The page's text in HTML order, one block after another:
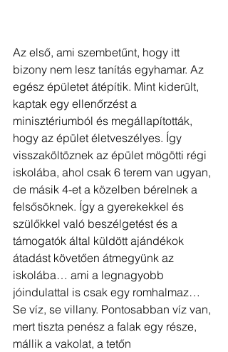
Az első, ami szembetűnt, hogy itt
bizony nem lesz tanítás egyhamar. Az
egész épületet átépítik. Mint kiderült,
kaptak egy ellenőrzést a
minisztériumból és megállapították,
hogy az épület életveszélyes. Így
visszaköltöznek az épület mögötti régi
iskolába, ahol csak 6 terem van ugyan,
de másik 4-et a közelben bérelnek a
felsősöknek. Így a gyerekekkel és
szülőkkel való beszélgetést és a
támogatók által küldött ajándékok
átadást követően átmegyünk az
iskolába… ami a legnagyobb
jóindulattal is csak egy romhalmaz…
Se víz, se villany. Pontosabban víz van,
mert tiszta penész a falak egy része,
mállik a vakolat, a tetőn